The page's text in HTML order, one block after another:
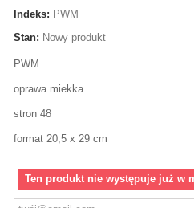
Indeks: PWM
Stan: Nowy produkt
PWM
oprawa miekka
stron 48
format 20,5 x 29 cm
Ten produkt nie występuje już w